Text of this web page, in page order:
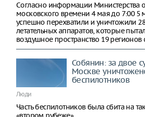
Согласно информации Министерства
московского времени 4 мая до 7:00 5
успешно перехватили и уничтожили
летательных аппаратов, которые
воздушное пространство 19 регионов
Собянин: за двое
Москве
беспилотников
Люди
Часть беспилотников была сбита на